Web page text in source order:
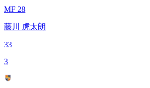
MF 28
藤川 虎太朗
33
3